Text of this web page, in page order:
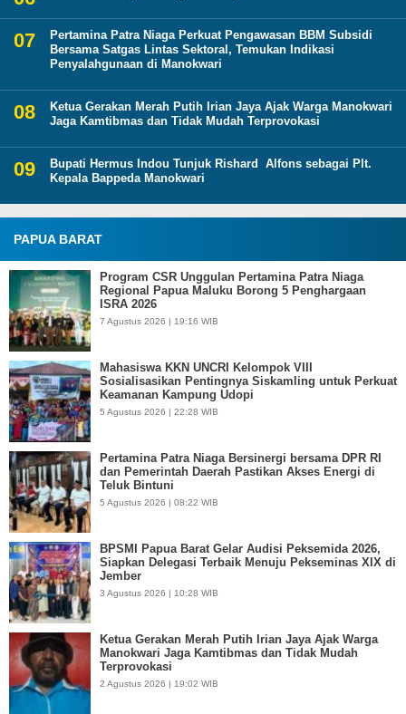
Pertamina Patra Niaga Perkuat Pengawasan BBM Subsidi
Bersama Satgas Lintas Sektoral, Temukan Indikasi
Penyalahgunaan di Manokwari
Ketua Gerakan Merah Putih Irian Jaya Ajak Warga Manokwari
Jaga Kamtibmas dan Tidak Mudah Terprovokasi
Bupati Hermus Indou Tunjuk Rishard Alfons sebagai Plt.
Kepala Bappeda Manokwari
PAPUA BARAT
Program CSR Unggulan Pertamina Patra Niaga
Regional Papua Maluku Borong 5 Penghargaan
ISRA 2026
7 Agustus 2026 | 19:16 WIB
Mahasiswa KKN UNCRI Kelompok VIII
Sosialisasikan Pentingnya Siskamling untuk Perkuat
Keamanan Kampung Udopi
5 Agustus 2026 | 22:28 WIB
Pertamina Patra Niaga Bersinergi bersama DPR RI
dan Pemerintah Daerah Pastikan Akses Energi di
Teluk Bintuni
5 Agustus 2026 | 08:22 WIB
BPSMI Papua Barat Gelar Audisi Peksemida 2026,
Siapkan Delegasi Terbaik Menuju Pekseminas XIX di
Jember
3 Agustus 2026 | 10:28 WIB
Ketua Gerakan Merah Putih Irian Jaya Ajak Warga
Manokwari Jaga Kamtibmas dan Tidak Mudah
Terprovokasi
2 Agustus 2026 | 19:02 WIB